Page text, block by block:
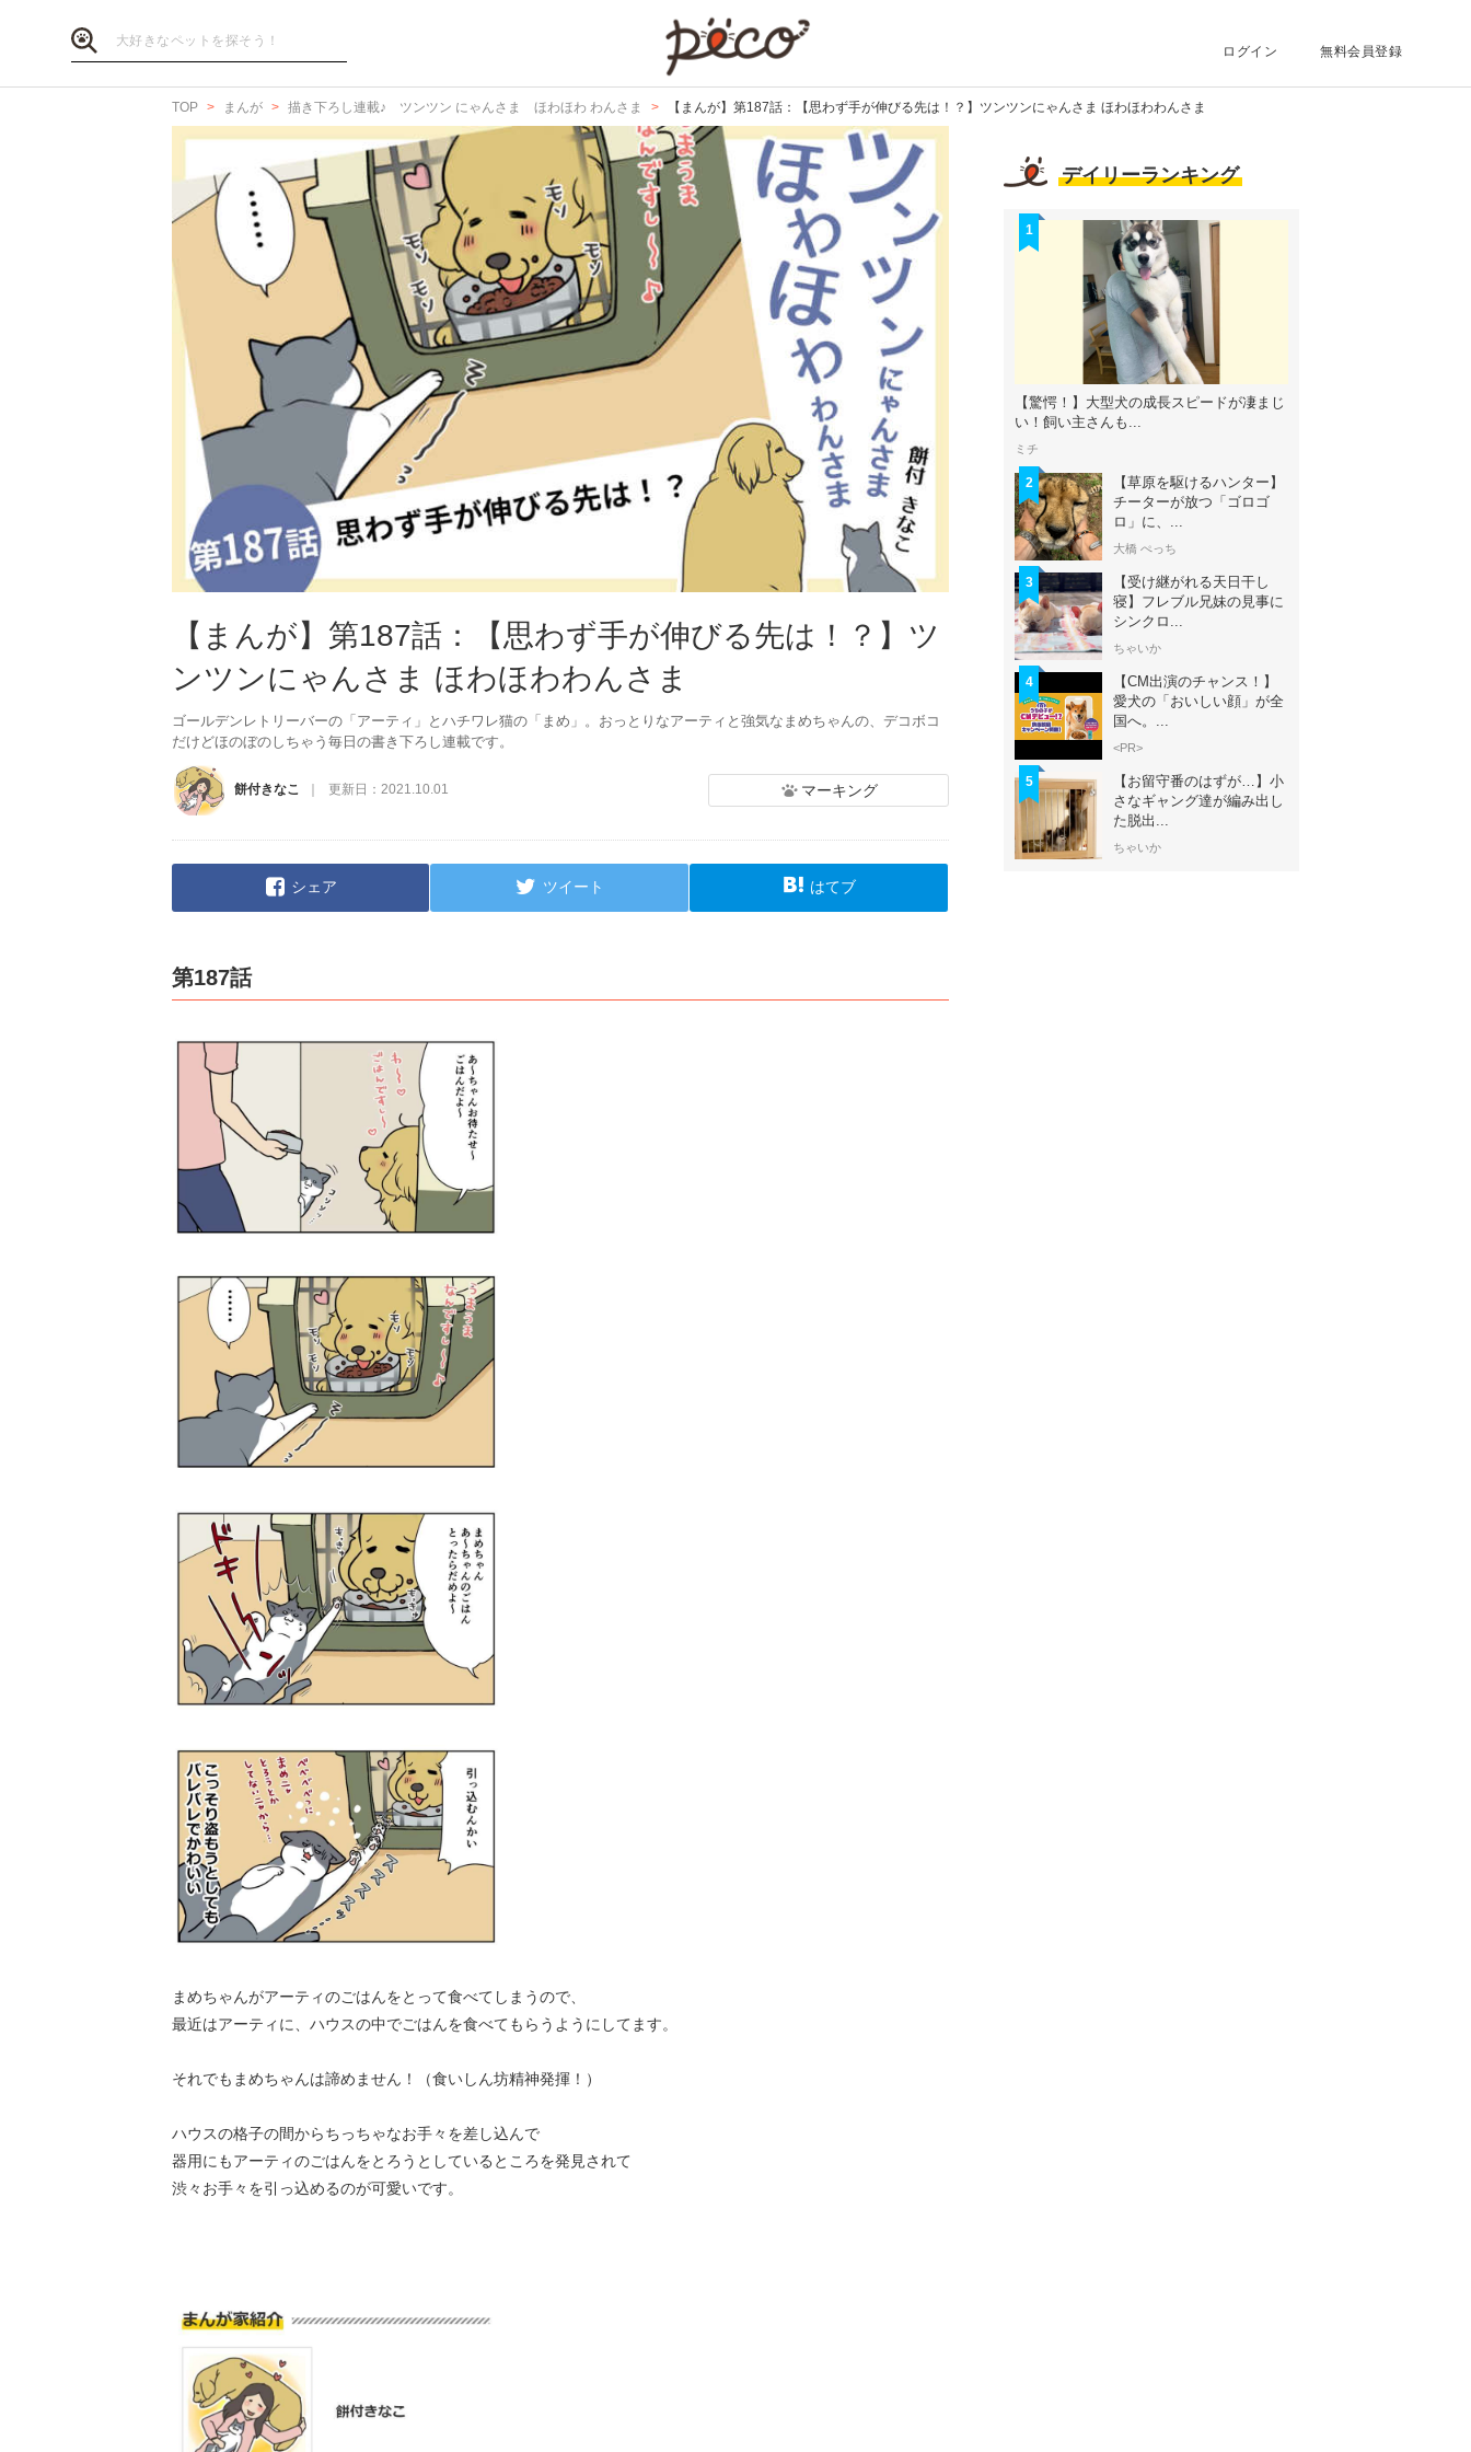
ログイン 無料会員登録
TOP まんが 描き下ろし連載♪ ツンツン にゃんさま ほわほわ わんさま 【まんが】第187話：【思わず手が伸びる先は！？】ツンツンにゃんさま ほわほわわんさま
【まんが】第187話：【思わず手が伸びる先は！？】ツ
ンツンにゃんさま ほわほわわんさま
ゴールデンレトリーバーの「アーティ」とハチワレ猫の「まめ」。おっとりなアーティと強気なまめちゃんの、デコボコ
だけどほのぼのしちゃう毎日の書き下ろし連載です。
餅付きなこ 更新日： 2021.10.01 マーキング
シェア ツイート はてブ
第187話
まめちゃんがアーティのごはんをとって食べてしまうので、
最近はアーティに、ハウスの中でごはんを食べてもらうようにしてます。
それでもまめちゃんは諦めません！（食いしん坊精神発揮！）
ハウスの格子の間からちっちゃなお手々を差し込んで
器用にもアーティのごはんをとろうとしているところを発見されて
渋々お手々を引っ込めるのが可愛いです。
デイリーランキング
1
【驚愕！】大型犬の成長スピードが凄まじ
い！飼い主さんも...
ミチ
2
【草原を駆けるハンター】
チーターが放つ「ゴロゴ
ロ」に、...
大橋 ぺっち
3
【受け継がれる天日干し
寝】フレブル兄妹の見事に
シンクロ...
ちゃいか
4
【CM出演のチャンス！】
愛犬の「おいしい顔」が全
国へ。...
<PR>
5
【お留守番のはずが…】小
さなギャング達が編み出し
た脱出...
ちゃいか